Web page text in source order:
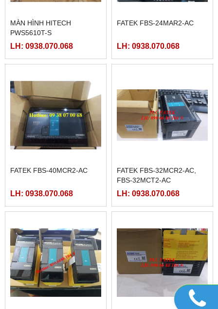
MÀN HÌNH HITECH
PWS5610T-S
LH: 0938.070.068
FATEK FBS-24MAR2-AC
LH: 0938.070.068
FATEK FBS-40MCR2-AC
LH: 0938.070.068
FATEK FBS-32MCR2-AC,
FBS-32MCT2-AC
LH: 0938.070.068